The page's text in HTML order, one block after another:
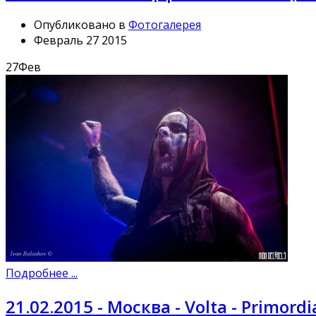
Опубликовано в Фотогалерея
Февраль 27 2015
27Фев
Подробнее ...
21.02.2015 - Москва - Volta -